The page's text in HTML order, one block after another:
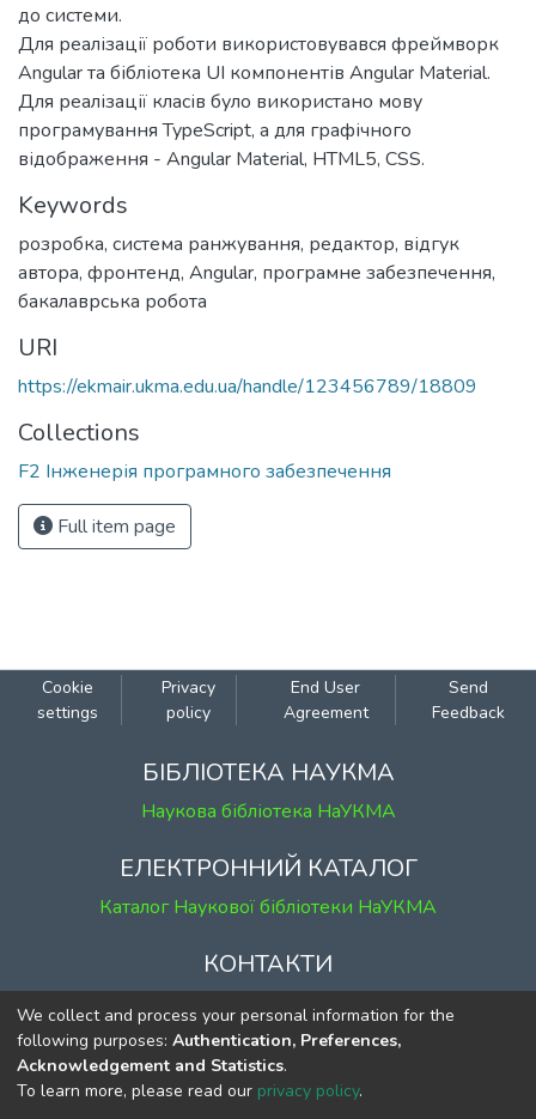
до системи.
Для реалізації роботи використовувався фреймворк
Angular та бібліотека UI компонентів Angular Material.
Для реалізації класів було використано мову
програмування TypeScript, а для графічного
відображення - Angular Material, HTML5, CSS.
Keywords
розробка, система ранжування, редактор, відгук
автора, фронтенд, Angular, програмне забезпечення,
бакалаврська робота
URI
https://ekmair.ukma.edu.ua/handle/123456789/18809
Collections
F2 Інженерія програмного забезпечення
Full item page
Cookie
settings
Privacy
policy
End User
Agreement
Send
Feedback
БІБЛІОТЕКА НАУКМА
Наукова бібліотека НаУКМА
ЕЛЕКТРОННИЙ КАТАЛОГ
Каталог Наукової бібліотеки НаУКМА
КОНТАКТИ
м. Київ, вул. Григорія Сковороди, 2
к. 1, к. 120
тел. (044) 463-69-31
ekmair@ukma.edu.ua
We collect and process your personal information for the
following purposes: Authentication, Preferences,
Acknowledgement and Statistics.
To learn more, please read our privacy policy.